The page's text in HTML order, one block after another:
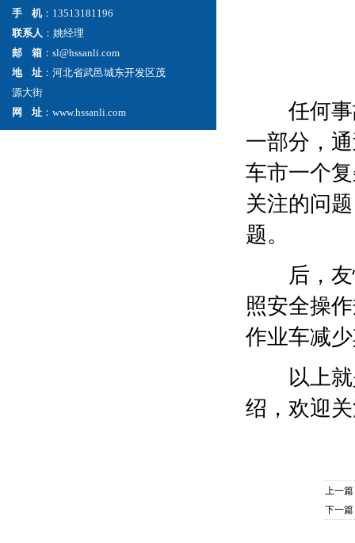
手 机：13513181196
联系人 ：姚经理
邮 箱 ：sl@hssanli.com
地 址 ：河北省武邑城东开发区茂
源大街
网 址 ：www.hssanli.com
任何事故
一部分，
车市一个
关注的问
题。
后，友情
照安全操
作业车减
以上就
绍，欢迎
上一
下一